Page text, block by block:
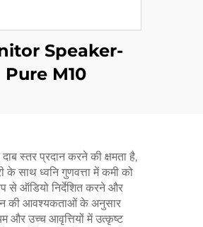
Speaker-
Pure M10
स्तर प्रदान करने की क्षमता है,
के साथ ध्वनि गुणवत्ता में कमी को
से ऑडियो निर्देशित करने और
की आवश्यकताओं के अनुसार
और उच्च आवृत्तियों में उत्कृष्ट